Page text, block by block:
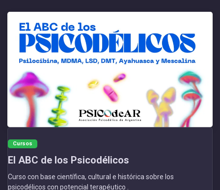
Cursos
El ABC de los Psicodélicos
Curso con base científica, cultural e histórica sobre los
psicodélicos con potencial terapéutico .